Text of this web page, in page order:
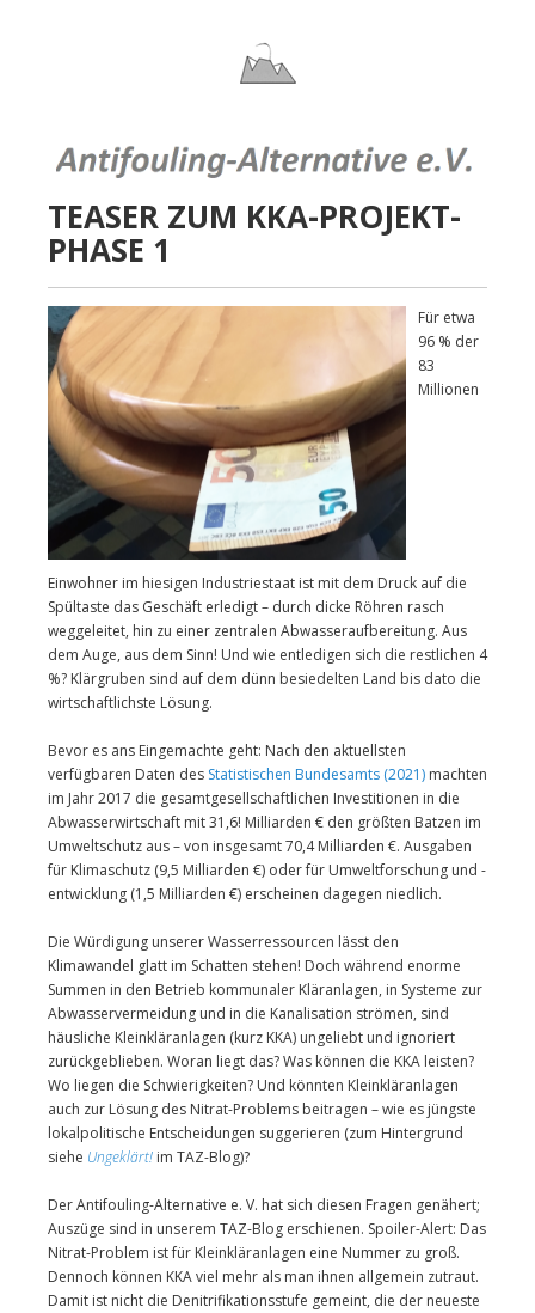
TEASER ZUM KKA-PROJEKT-
PHASE 1
Für etwa
96 % der
83
Millionen
Einwohner im hiesigen Industriestaat ist mit dem Druck auf die
Spültaste das Geschäft erledigt – durch dicke Röhren rasch
weggeleitet, hin zu einer zentralen Abwasseraufbereitung. Aus
dem Auge, aus dem Sinn! Und wie entledigen sich die restlichen 4
%? Klärgruben sind auf dem dünn besiedelten Land bis dato die
wirtschaftlichste Lösung.
Bevor es ans Eingemachte geht: Nach den aktuellsten
verfügbaren Daten des Statistischen Bundesamts (2021) machten
im Jahr 2017 die gesamtgesellschaftlichen Investitionen in die
Abwasserwirtschaft mit 31,6! Milliarden € den größten Batzen im
Umweltschutz aus – von insgesamt 70,4 Milliarden €. Ausgaben
für Klimaschutz (9,5 Milliarden €) oder für Umweltforschung und -
entwicklung (1,5 Milliarden €) erscheinen dagegen niedlich.
Die Würdigung unserer Wasserressourcen lässt den
Klimawandel glatt im Schatten stehen! Doch während enorme
Summen in den Betrieb kommunaler Kläranlagen, in Systeme zur
Abwasservermeidung und in die Kanalisation strömen, sind
häusliche Kleinkläranlagen (kurz KKA) ungeliebt und ignoriert
zurückgeblieben. Woran liegt das? Was können die KKA leisten?
Wo liegen die Schwierigkeiten? Und könnten Kleinkläranlagen
auch zur Lösung des Nitrat-Problems beitragen – wie es jüngste
lokalpolitische Entscheidungen suggerieren (zum Hintergrund
siehe Ungeklärt! im TAZ-Blog)?
Der Antifouling-Alternative e. V. hat sich diesen Fragen genähert;
Auszüge sind in unserem TAZ-Blog erschienen. Spoiler-Alert: Das
Nitrat-Problem ist für Kleinkläranlagen eine Nummer zu groß.
Dennoch können KKA viel mehr als man ihnen allgemein zutraut.
Damit ist nicht die Denitrifikationsstufe gemeint, die der neueste